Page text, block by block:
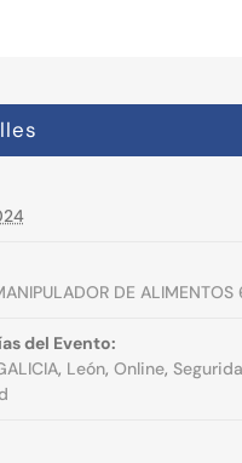
DE ALIMENTOS
del Evento:
, León, Online,